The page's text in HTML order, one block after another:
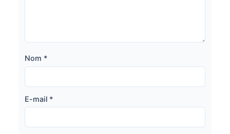
Nom *
E-mail *